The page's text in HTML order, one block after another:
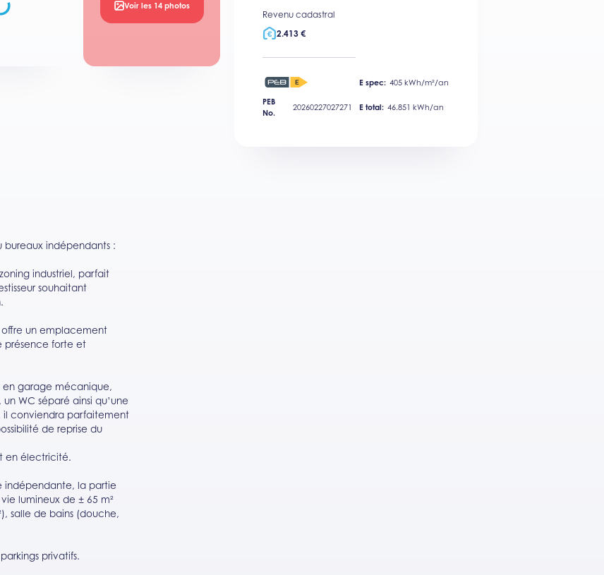
Voir les 14 photos
Revenu cadastral
2.413 €
E spec: 405 kWh/m²/an
PEB
No.
20260227027271 E total: 46.851 kWh/an
bureaux indépendants :
industriel, parfait
souhaitant
un emplacement
présence forte et
en garage mécanique,
WC séparé ainsi qu’une
conviendra parfaitement
de reprise du
en électricité.
indépendante, la partie
lumineux de ± 65 m²
salle de bains (douche,
privatifs.